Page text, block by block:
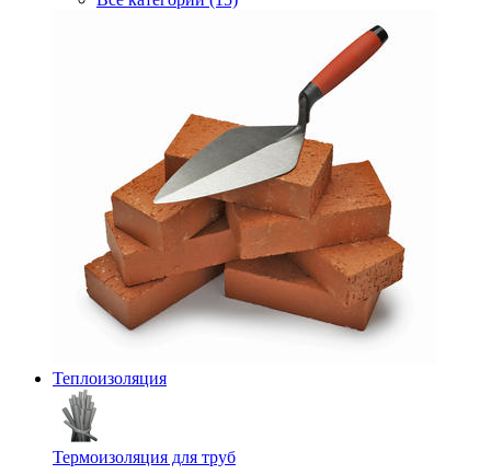
Теплоизоляция
Термоизоляция для труб